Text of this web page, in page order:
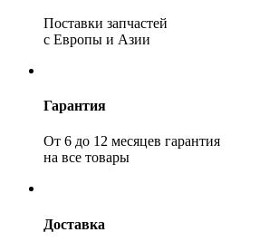
Поставки запчастей
с Европы и Азии
Гарантия
От 6 до 12 месяцев гарантия
на все товары
Доставка